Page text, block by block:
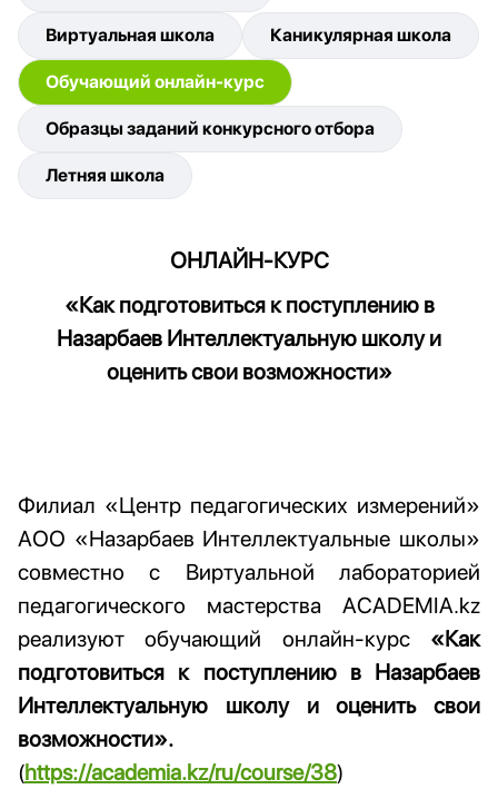
Виртуальная школа Каникулярная школа
Обучающий онлайн-курс
Образцы заданий конкурсного отбора
Летняя школа
ОНЛАЙН-КУРС
«Как подготовиться к поступлению в
Назарбаев Интеллектуальную школу и
оценить свои возможности»
Филиал «Центр педагогических измерений»
АОО «Назарбаев Интеллектуальные школы»
совместно с Виртуальной лабораторией
педагогического мастерства ACADEMIA.kz
реализуют обучающий онлайн-курс «Как
подготовиться к поступлению в Назарбаев
Интеллектуальную школу и оценить свои
возможности».
(https://academia.kz/ru/course/38)